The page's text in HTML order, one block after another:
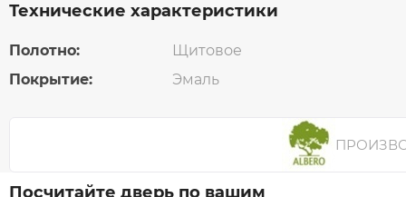
Технические характеристики
Полотно:
Щитовое
Покрытие:
Эмаль
Посчитайте дверь по вашим